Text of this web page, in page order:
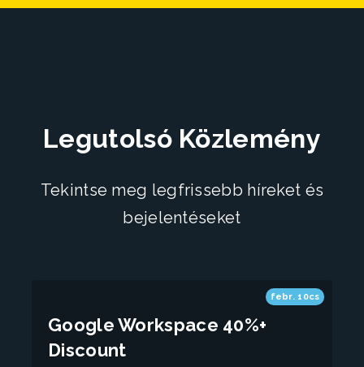
Legutolsó Közlemény
Tekintse meg legfrissebb híreket és
bejelentéseket
Google Workspace 40%+
Discount
febr. 10cs